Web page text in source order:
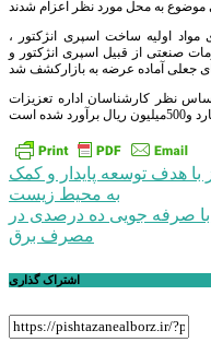
مواد اولیه ساخت اسپری انژکتور ،
صنعتی از قبیل اسپری انژکتور و
نظر کارشناسان اداره تعزیزات
راهبری
نوشته
هدف توسعه پایدار و کمک
به محیط زیست
صرفه جویی ده درصدی در
مصرف برق
اشتراک گذاری